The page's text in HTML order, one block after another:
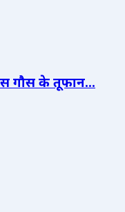
गौस के तूफान...